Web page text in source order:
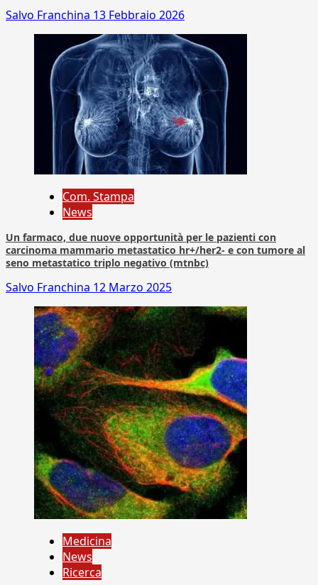
Salvo Franchina 13 Febbraio 2026
Com. Stampa
News
Un farmaco, due nuove opportunità per le pazienti con
carcinoma mammario metastatico hr+/her2- e con tumore al
seno metastatico triplo negativo (mtnbc)
Salvo Franchina 12 Marzo 2025
Medicina
News
Ricerca